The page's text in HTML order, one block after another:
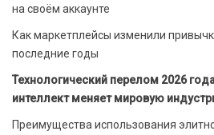
на своём аккаунте
Как маркетплейсы изменили
последние годы
Технологический перелом 2026
интеллект меняет мировую
Преимущества использования